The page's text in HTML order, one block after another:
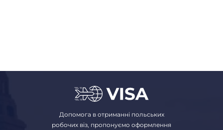
Допомога в отриманні польських
робочих віз, пропонуємо оформлення